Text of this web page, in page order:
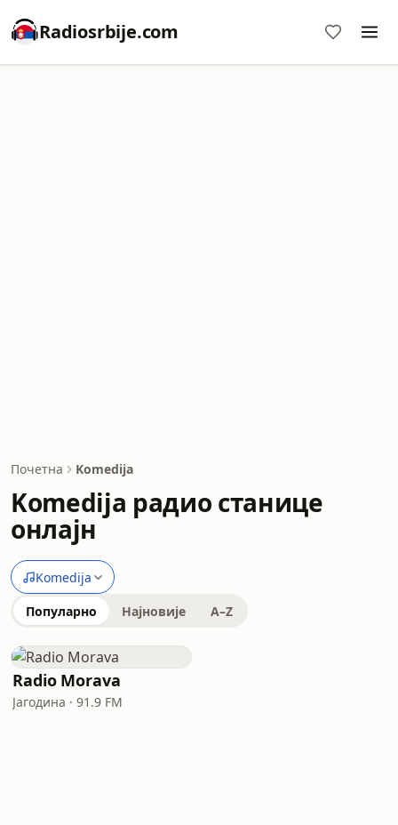
Radiosrbije.com
Почетна Komedija
Komedija радио станице
онлајн
Komedija
Популарно Најновије A–Z
Radio Morava
Јагодина · 91.9 FM